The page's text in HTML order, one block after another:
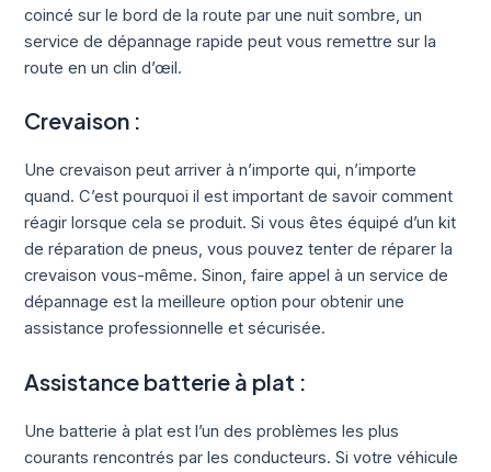
coincé sur le bord de la route par une nuit sombre, un
service de dépannage rapide peut vous remettre sur la
route en un clin d’œil.
Crevaison :
Une crevaison peut arriver à n’importe qui, n’importe
quand. C’est pourquoi il est important de savoir comment
réagir lorsque cela se produit. Si vous êtes équipé d’un kit
de réparation de pneus, vous pouvez tenter de réparer la
crevaison vous-même. Sinon, faire appel à un service de
dépannage est la meilleure option pour obtenir une
assistance professionnelle et sécurisée.
Assistance batterie à plat :
Une batterie à plat est l’un des problèmes les plus
courants rencontrés par les conducteurs. Si votre véhicule